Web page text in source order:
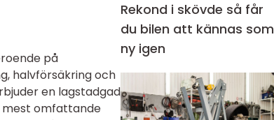
på
halvförsäkring och
en lagstadgad
mest omfattande
Rekond i skövde så får
du bilen att kännas som
ny igen